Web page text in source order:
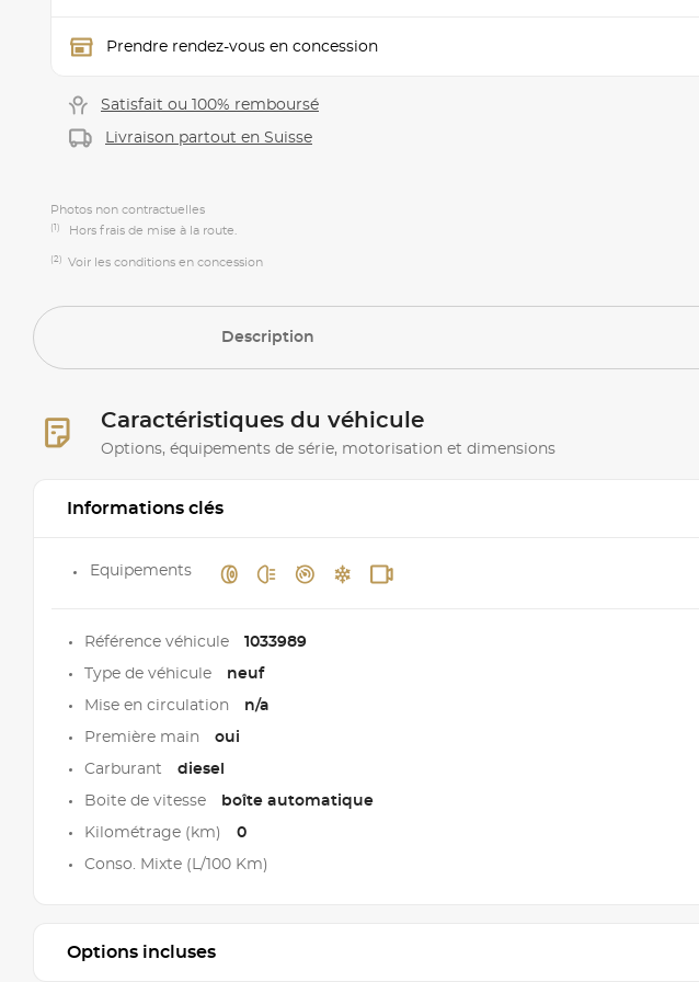
Prendre rendez-vous en concession
Satisfait ou 100% remboursé
Livraison partout en Suisse
Photos non contractuelles
(1) Hors frais de mise à la route.
(2) Voir les conditions en concession
Description
Caractéristiques du véhicule
Options, équipements de série, motorisation et dimensions
Informations clés
Equipements
Référence véhicule 1033989
Type de véhicule neuf
Mise en circulation n/a
Première main oui
Carburant diesel
Boite de vitesse boîte automatique
Kilométrage (km) 0
Conso. Mixte (L/100 Km)
Options incluses